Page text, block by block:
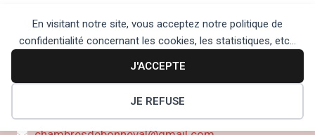
En visitant notre site, vous acceptez notre politique de
confidentialité concernant les cookies, les statistiques, etc...
J'ACCEPTE
JE REFUSE
CONTACT LES CHAMBRES DE BONNEVAL
128 Place de la Bastide
24210 Fossemagne
06.63.46.14.21